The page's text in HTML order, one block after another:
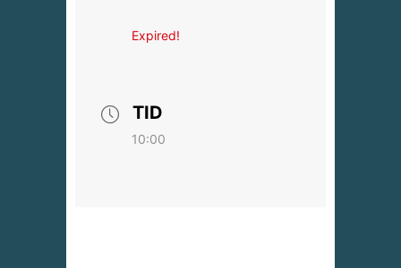
Expired!
TID
10:00